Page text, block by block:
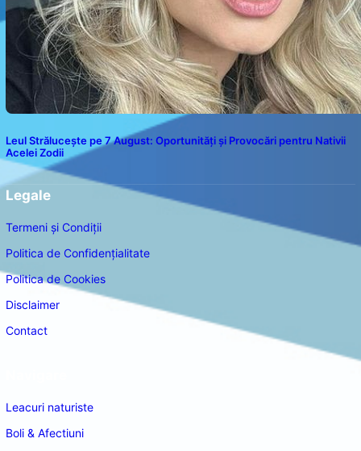
Leul Strălucește pe 7 August: Oportunități și Provocări pentru Nativii
Acelei Zodii
Legale
Termeni și Condiții
Politica de Confidențialitate
Politica de Cookies
Disclaimer
Contact
Leacuri naturiste
Boli & Afectiuni